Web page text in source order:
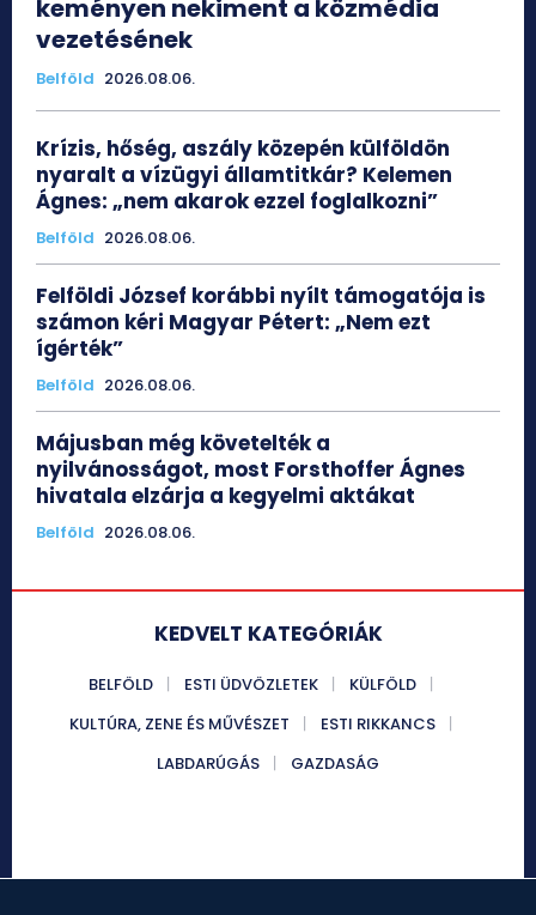
keményen nekiment a közmédia
vezetésének
Belföld 2026.08.06.
Krízis, hőség, aszály közepén külföldön
nyaralt a vízügyi államtitkár? Kelemen
Ágnes: „nem akarok ezzel foglalkozni”
Belföld 2026.08.06.
Felföldi József korábbi nyílt támogatója is
számon kéri Magyar Pétert: „Nem ezt
ígérték”
Belföld 2026.08.06.
Májusban még követelték a
nyilvánosságot, most Forsthoffer Ágnes
hivatala elzárja a kegyelmi aktákat
Belföld 2026.08.06.
KEDVELT KATEGÓRIÁK
BELFÖLD ESTI ÜDVÖZLETEK
KÜLFÖLD
KULTÚRA, ZENE ÉS MŰVÉSZET
ESTI RIKKANCS
LABDARÚGÁS
GAZDASÁG